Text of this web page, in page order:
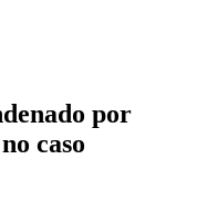
por
caso